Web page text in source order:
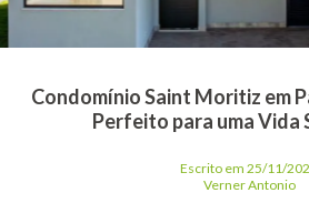
Condomínio Saint Moritiz em
Perfeito para uma Vida
Escrito em 25/11/
Verner Antonio